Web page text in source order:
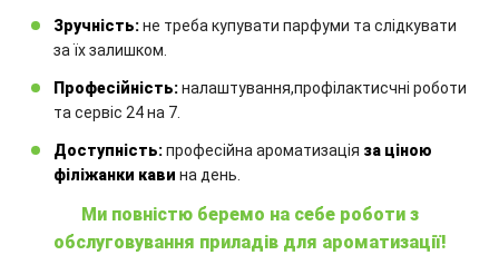
Інші товари
Зручність:не треба купувати парфуми та слідкувати
за їх залишком.
Професійність:налаштування,профілактисчні роботи
та сервіс 24 на 7.
Доступність:професійна ароматизація за ціною
філіжанки кави на день.
Ми повністю беремо на себе роботи з
обслуговування приладів для ароматизації!